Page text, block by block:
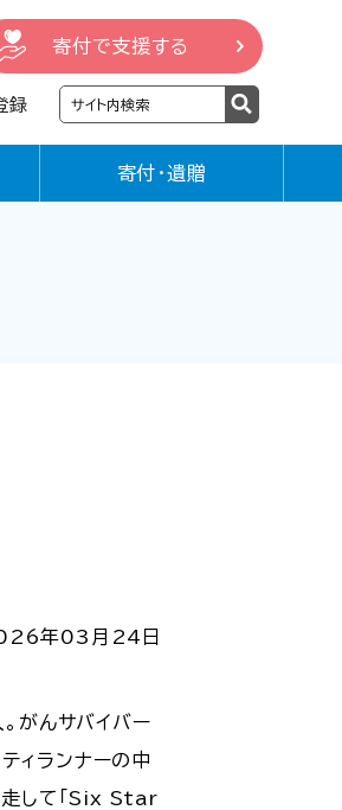
寄付で支援する
録
寄付・遺贈
年03月24日
がんサバイバー
ィランナーの中
走して「Six Star